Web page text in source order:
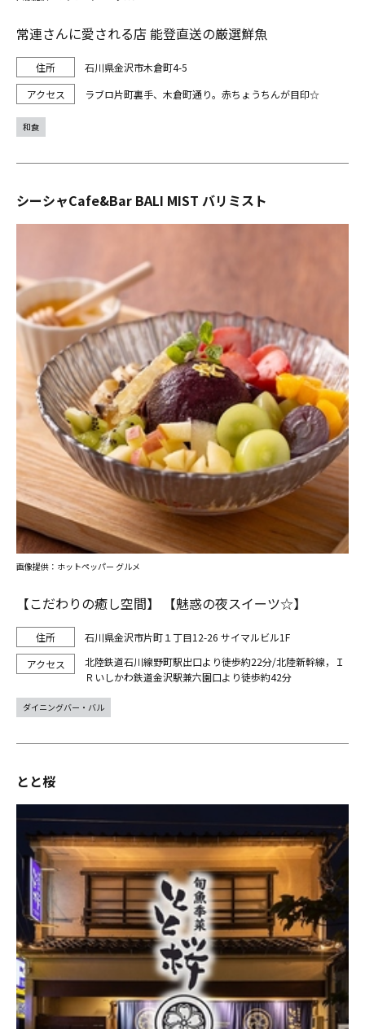
常連さんに愛される店 能登直送の厳選鮮魚
石川県金沢市木倉町4-5
ラブロ片町裏手、木倉町通り。赤ちょうちんが目印☆
和食
シーシャCafe&Bar BALI MIST バリミスト
【こだわりの癒し空間】 【魅惑の夜スイーツ☆】
石川県金沢市片町１丁目12-26 サイマルビル1F
北陸鉄道石川線野町駅出口より徒歩約22分/北陸新幹線，Ｉ
Ｒいしかわ鉄道金沢駅兼六園口より徒歩約42分
画像提供：ホットペッパー グルメ
ダイニングバー・バル
とと桜